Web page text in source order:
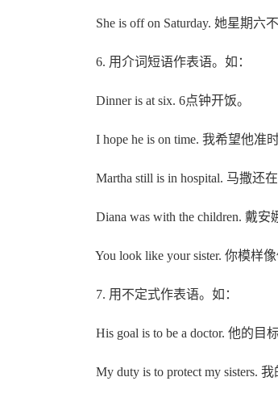
She is off on Saturday. 她星期六不
6. 用介词短语作表语。如：
Dinner is at six. 6点钟开饭。
I hope he is on time. 我希望他准时
Martha still is in hospital. 马撒还在
Diana was with the children. 戴安
You look like your sister. 你模样像
7. 用不定式作表语。如：
His goal is to be a doctor. 他的目标
My duty is to protect my sisters. 我